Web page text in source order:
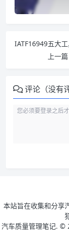
上一篇
评论（没有
本站旨在收集和分享
汽车质量管理笔记. ©